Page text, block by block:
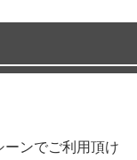
ンでご利用頂け